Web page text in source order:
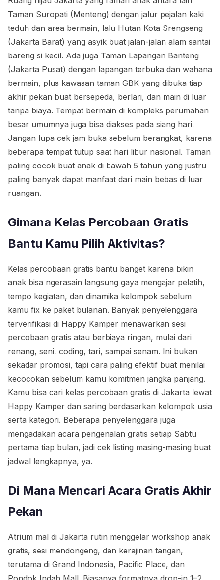
Taman Suropati (Menteng) dengan jalur pejalan kaki
teduh dan area bermain, lalu Hutan Kota Srengseng
(Jakarta Barat) yang asyik buat jalan-jalan alam santai
bareng si kecil. Ada juga Taman Lapangan Banteng
(Jakarta Pusat) dengan lapangan terbuka dan wahana
bermain, plus kawasan taman GBK yang dibuka tiap
akhir pekan buat bersepeda, berlari, dan main di luar
tanpa biaya. Tempat bermain di kompleks perumahan
besar umumnya juga bisa diakses pada siang hari.
Jangan lupa cek jam buka sebelum berangkat, karena
beberapa tempat tutup saat hari libur nasional. Taman
paling cocok buat anak di bawah 5 tahun yang justru
paling banyak dapat manfaat dari main bebas di luar
ruangan.
Gimana Kelas Percobaan Gratis
Bantu Kamu Pilih Aktivitas?
Kelas percobaan gratis bantu banget karena bikin
anak bisa ngerasain langsung gaya mengajar pelatih,
tempo kegiatan, dan dinamika kelompok sebelum
kamu fix ke paket bulanan. Banyak penyelenggara
terverifikasi di Happy Kamper menawarkan sesi
percobaan gratis atau berbiaya ringan, mulai dari
renang, seni, coding, tari, sampai senam. Ini bukan
sekadar promosi, tapi cara paling efektif buat menilai
kecocokan sebelum kamu komitmen jangka panjang.
Kamu bisa cari kelas percobaan gratis di Jakarta lewat
Happy Kamper dan saring berdasarkan kelompok usia
serta kategori. Beberapa penyelenggara juga
mengadakan acara pengenalan gratis setiap Sabtu
pertama tiap bulan, jadi cek listing masing-masing buat
jadwal lengkapnya, ya.
Di Mana Mencari Acara Gratis Akhir
Pekan
Atrium mal di Jakarta rutin menggelar workshop anak
gratis, sesi mendongeng, dan kerajinan tangan,
terutama di Grand Indonesia, Pacific Place, dan